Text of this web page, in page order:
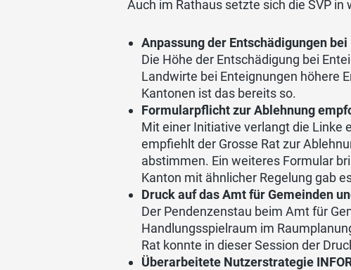
Auch im Rathaus setzte sich die SVP in
Anpassung der Entschädigungen
Die Höhe der Entschädigung bei
Landwirte bei Enteignungen höhere
Kantonen ist das bereits so.
Formularpflicht zur Ablehnung
Mit einer Initiative verlangt die Linke
empfiehlt der Grosse Rat zur
abstimmen. Ein weiteres Formular
Kanton mit ähnlicher Regelung gab
Druck auf das Amt für Gemeinden
Der Pendenzenstau beim Amt für
Handlungsspielraum im
Rat konnte in dieser Session der
Überarbeitete Nutzerstrategie